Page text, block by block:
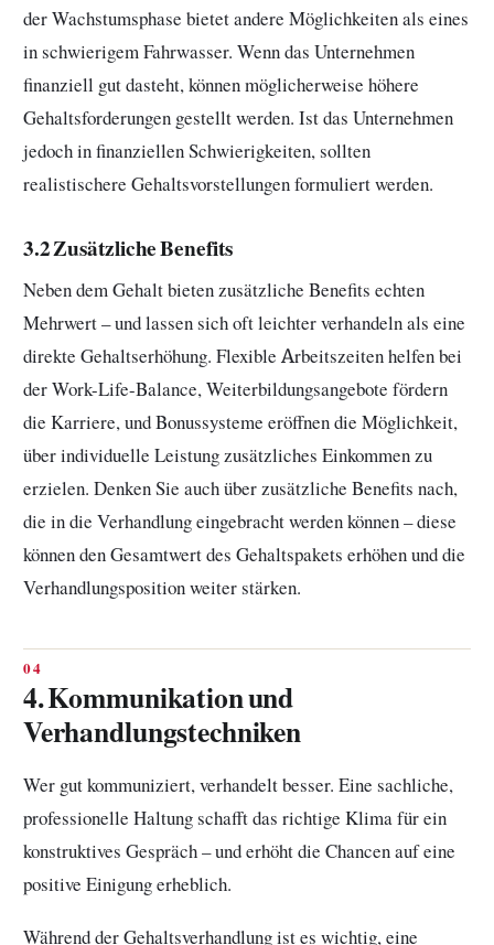
der Wachstumsphase bietet andere Möglichkeiten als eines
in schwierigem Fahrwasser. Wenn das Unternehmen
finanziell gut dasteht, können möglicherweise höhere
Gehaltsforderungen gestellt werden. Ist das Unternehmen
jedoch in finanziellen Schwierigkeiten, sollten
realistischere Gehaltsvorstellungen formuliert werden.
3.2 Zusätzliche Benefits
Neben dem Gehalt bieten zusätzliche Benefits echten
Mehrwert – und lassen sich oft leichter verhandeln als eine
direkte Gehaltserhöhung. Flexible Arbeitszeiten helfen bei
der Work-Life-Balance, Weiterbildungsangebote fördern
die Karriere, und Bonussysteme eröffnen die Möglichkeit,
über individuelle Leistung zusätzliches Einkommen zu
erzielen. Denken Sie auch über zusätzliche Benefits nach,
die in die Verhandlung eingebracht werden können – diese
können den Gesamtwert des Gehaltspakets erhöhen und die
Verhandlungsposition weiter stärken.
4. Kommunikation und
Verhandlungstechniken
Wer gut kommuniziert, verhandelt besser. Eine sachliche,
professionelle Haltung schafft das richtige Klima für ein
konstruktives Gespräch – und erhöht die Chancen auf eine
positive Einigung erheblich.
Während der Gehaltsverhandlung ist es wichtig, eine